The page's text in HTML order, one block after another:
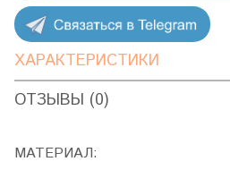
ХАРАКТЕРИСТИКИ
ОТЗЫВЫ (0)
МАТЕРИАЛ: